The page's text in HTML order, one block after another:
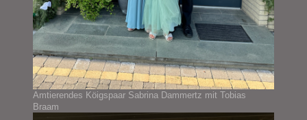
Amtierendes Köigspaar Sabrina Dammertz mit Tobias
Braam